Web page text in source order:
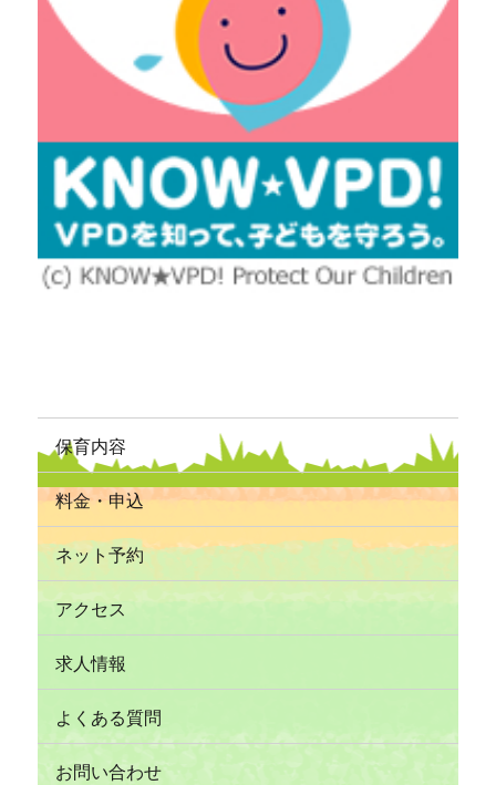
保育内容
料金・申込
ネット予約
アクセス
求人情報
よくある質問
お問い合わせ